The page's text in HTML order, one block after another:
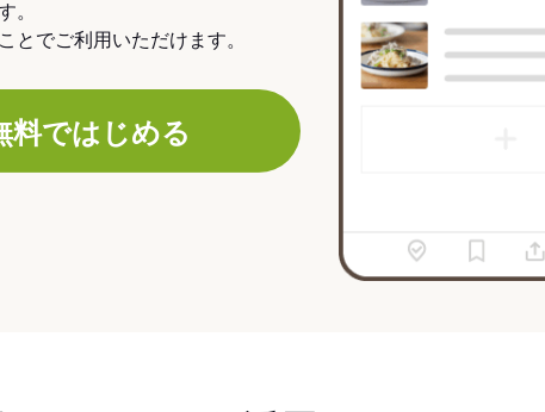
とでご利用いただけます。
料ではじめる